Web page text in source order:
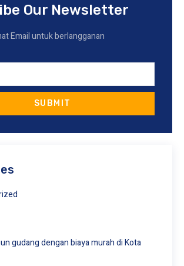
Our Newsletter
Email untuk berlangganan
SUBMIT
gudang dengan biaya murah di Kota